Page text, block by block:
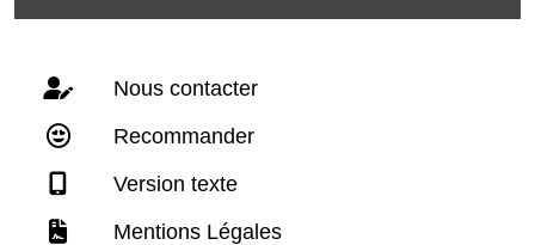
Nous contacter
Recommander
Version texte
Mentions Légales